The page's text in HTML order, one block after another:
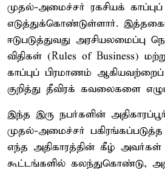
முதல்-அமைச்சர் ரகசியக்
எடுத்துக்கொண்டுள்ளார்.
ஈடுபடுத்துவது அரசியலமைப்பு
விதிகள் (Rules of Business)
காப்புப் பிரமாணம் ஆகியவற்றைப்
குறித்து தீவிரக் கவலைகளை
இந்த இரு நபர்களின்
முதல்-அமைச்சர்
எந்த அதிகாரத்தின் கீழ்
கூட்டங்களில் கலந்துகொண்டு,